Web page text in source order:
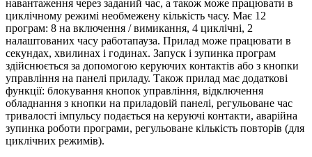
навантаження через заданий час, а також може працювати в
циклічному режимі необмежену кількість часу. Має 12
програм: 8 на включення / вимикання, 4 циклічні, 2
налаштованих часу работапауза. Прилад може працювати в
секундах, хвилинах і годинах. Запуск і зупинка програм
здійснюється за допомогою керуючих контактів або з кнопки
управління на панелі приладу. Також прилад має додаткові
функції: блокування кнопок управління, відключення
обладнання з кнопки на приладовій панелі, регульоване час
тривалості імпульсу подається на керуючі контакти, аварійна
зупинка роботи програми, регульоване кількість повторів (для
циклічних режимів).